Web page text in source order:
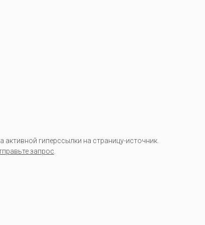
гиперссылки на страницу-источник.
запрос.